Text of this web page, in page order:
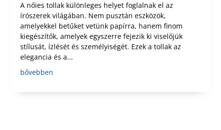
A nőies tollak különleges helyet foglalnak el az
írószerek világában. Nem pusztán eszközök,
amelyekkel betűket vetünk papírra, hanem finom
kiegészítők, amelyek egyszerre fejezik ki viselőjük
stílusát, ízlését és személyiségét. Ezek a tollak az
elegancia és a...
bővebben